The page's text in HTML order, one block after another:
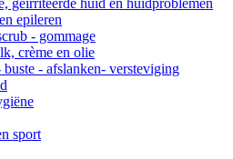
epileren
- gommage
crème en olie
- afslanken- versteviging
sport